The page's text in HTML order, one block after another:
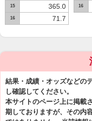
15 365.0
16 71.7
16
結果・成績・オッズなどの
し確認してください。
本サイトのページ上に掲載
期しておりますが、その内